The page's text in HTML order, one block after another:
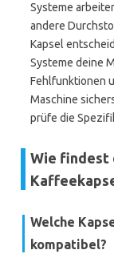
Systeme
andere
Kapsel
Systeme deine
Fehlfunktionen
Maschine
prüfe die
Wie findest
Welche
kompatibel?